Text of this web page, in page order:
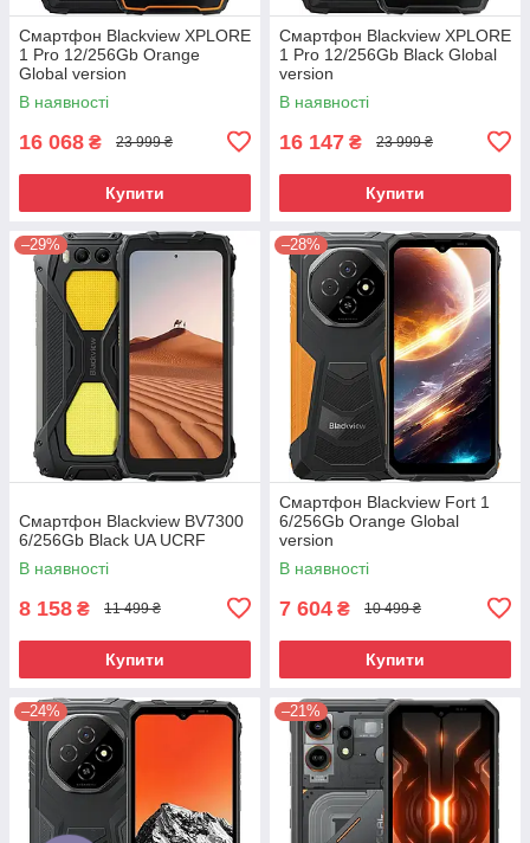
Смартфон Blackview XPLORE
1 Pro 12/256Gb Orange
Global version
В наявності
16 068 ₴ 23 999 ₴
Купити
Смартфон Blackview XPLORE
1 Pro 12/256Gb Black Global
version
В наявності
16 147 ₴ 23 999 ₴
Купити
–29%
Смартфон Blackview BV7300
6/256Gb Black UA UCRF
В наявності
8 158 ₴ 11 499 ₴
Купити
–28%
Смартфон Blackview Fort 1
6/256Gb Orange Global
version
В наявності
7 604 ₴ 10 499 ₴
Купити
–24% –21%